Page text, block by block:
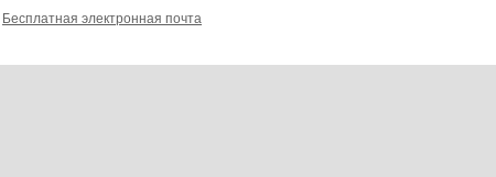
Бесплатная электронная почта